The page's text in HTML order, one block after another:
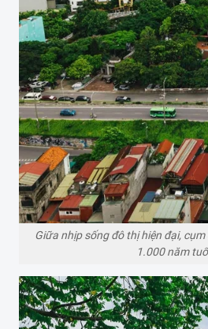
Giữa nhịp sống đô thị hiện đại,
1.000 năm